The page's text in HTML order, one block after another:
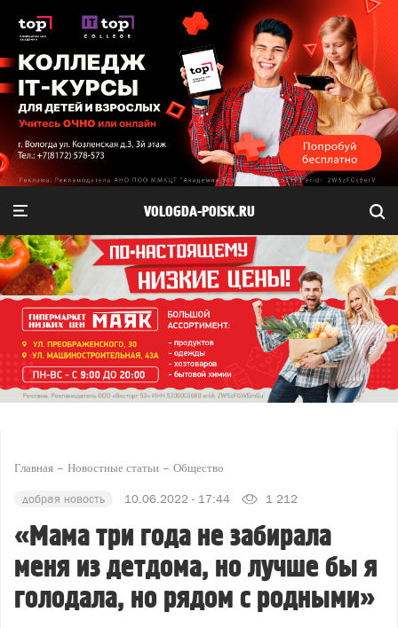
VOLOGDA-POISK.RU
Главная Новостные статьи Общество
добрая новость 10.06.2022 - 17:44 1 212
«Мама три года не забирала
меня из детдома, но лучше бы я
голодала, но рядом с родными»